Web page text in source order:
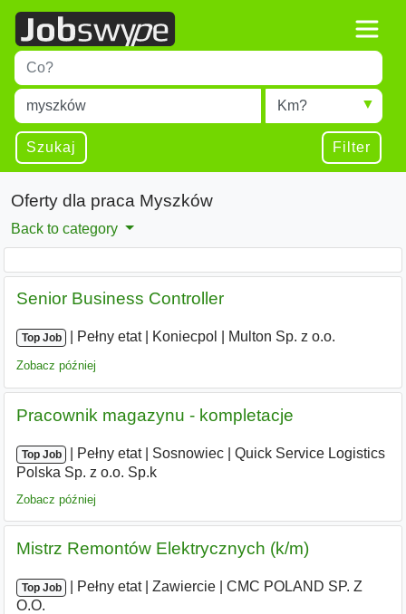
Title
Type 1 or more characters for results.
Miejscowość
Type 1 or more characters for results.
Radius
Szukaj Filter
Oferty dla praca Myszków
Back to category
Senior Business Controller
Top Job Pełny etat| Koniecpol Multon Sp. z o.o.
Zobacz później
Pracownik magazynu - kompletacje
Top Job Pełny etat| Sosnowiec
Quick Service Logistics
Polska Sp. z o.o. Sp.k
Zobacz później
Mistrz Remontów Elektrycznych (k/m)
Top Job Pełny etat| Zawiercie
CMC POLAND SP. Z
O.O.